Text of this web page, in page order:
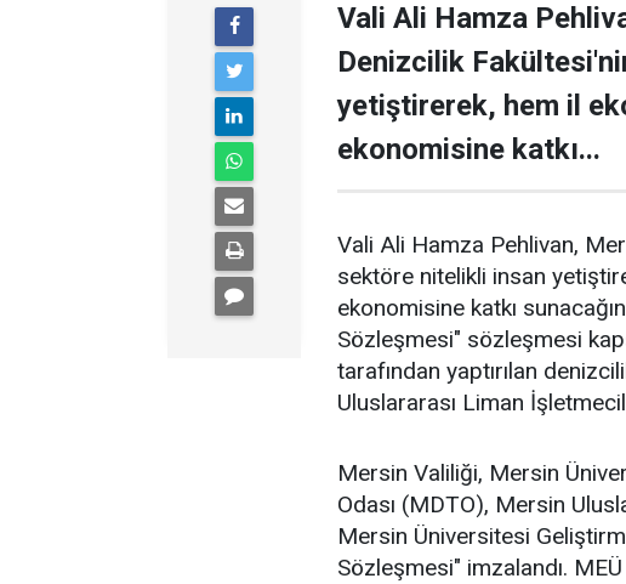
Vali Ali Hamza
Denizcilik
yetiştirerek, hem il
ekonomisine katkı...
Vali Ali Hamza Pehlivan,
sektöre nitelikli insan
ekonomisine katkı
Sözleşmesi" sözleşmesi
tarafından yaptırılan
Uluslararası Liman
Mersin Valiliği, Mersin
Odası (MDTO), Mersin
Mersin Üniversitesi
Sözleşmesi" imzalandı.